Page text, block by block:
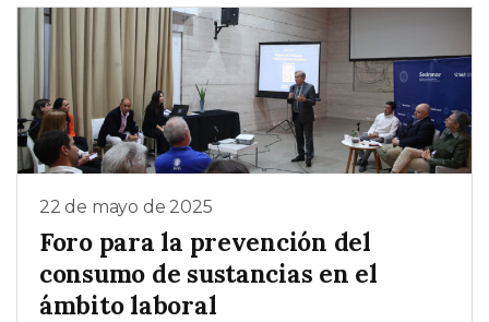
22 de mayo de 2025
Foro para la prevención del
consumo de sustancias en el
ámbito laboral